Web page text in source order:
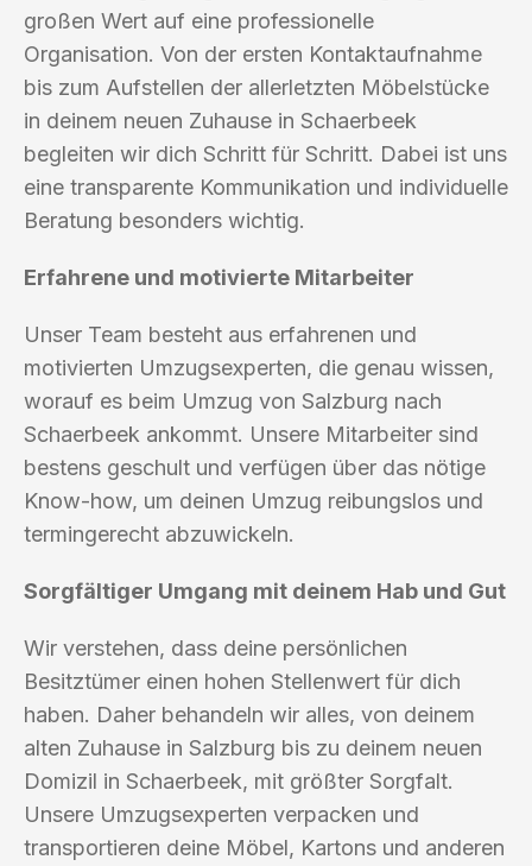
großen Wert auf eine professionelle
Organisation. Von der ersten Kontaktaufnahme
bis zum Aufstellen der allerletzten Möbelstücke
in deinem neuen Zuhause in Schaerbeek
begleiten wir dich Schritt für Schritt. Dabei ist uns
eine transparente Kommunikation und individuelle
Beratung besonders wichtig.
Erfahrene und motivierte Mitarbeiter
Unser Team besteht aus erfahrenen und
motivierten Umzugsexperten, die genau wissen,
worauf es beim Umzug von Salzburg nach
Schaerbeek ankommt. Unsere Mitarbeiter sind
bestens geschult und verfügen über das nötige
Know-how, um deinen Umzug reibungslos und
termingerecht abzuwickeln.
Sorgfältiger Umgang mit deinem Hab und Gut
Wir verstehen, dass deine persönlichen
Besitztümer einen hohen Stellenwert für dich
haben. Daher behandeln wir alles, von deinem
alten Zuhause in Salzburg bis zu deinem neuen
Domizil in Schaerbeek, mit größter Sorgfalt.
Unsere Umzugsexperten verpacken und
transportieren deine Möbel, Kartons und anderen